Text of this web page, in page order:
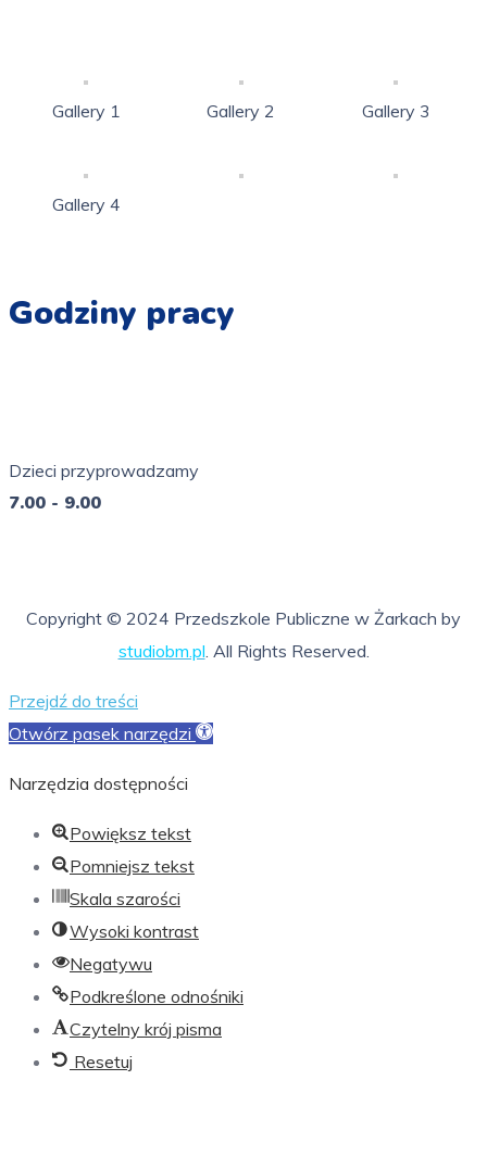
Gallery 1 Gallery 2 Gallery 3
Gallery 4
Godziny pracy
Dzieci przyprowadzamy
7.00 - 9.00
Copyright © 2024 Przedszkole Publiczne w Żarkach by
studiobm.pl . All Rights Reserved.
Przejdź do treści
Otwórz pasek narzędzi
Narzędzia dostępności
Powiększ tekst
Pomniejsz tekst
Skala szarości
Wysoki kontrast
Negatywu
Podkreślone odnośniki
Czytelny krój pisma
Resetuj